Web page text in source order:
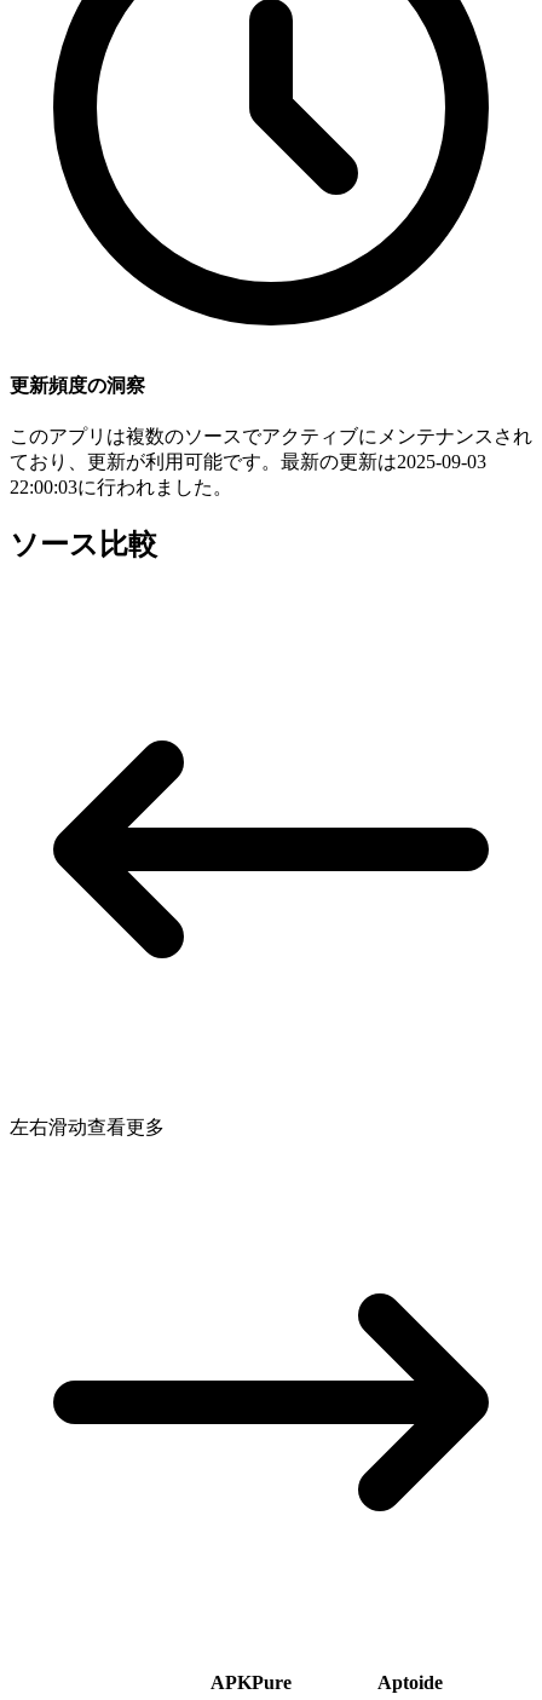
更新頻度の洞察
このアプリは複数のソースでアクティブにメンテナンスされ
ており、更新が利用可能です。最新の更新は2025-09-03
22:00:03に行われました。
ソース比較
左右滑动查看更多
APKPure
Aptoide